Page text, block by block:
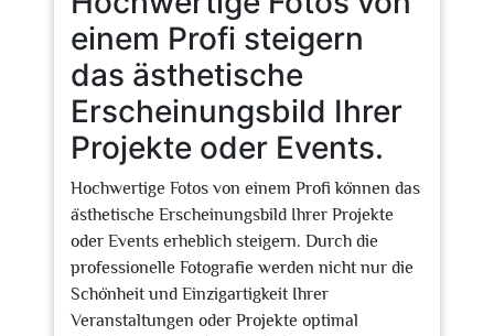
einem Profi steigern
das ästhetische
Erscheinungsbild Ihrer
Projekte oder Events.
Hochwertige Fotos von einem Profi können das
ästhetische Erscheinungsbild Ihrer Projekte
oder Events erheblich steigern. Durch die
professionelle Fotografie werden nicht nur die
Schönheit und Einzigartigkeit Ihrer
Veranstaltungen oder Projekte optimal